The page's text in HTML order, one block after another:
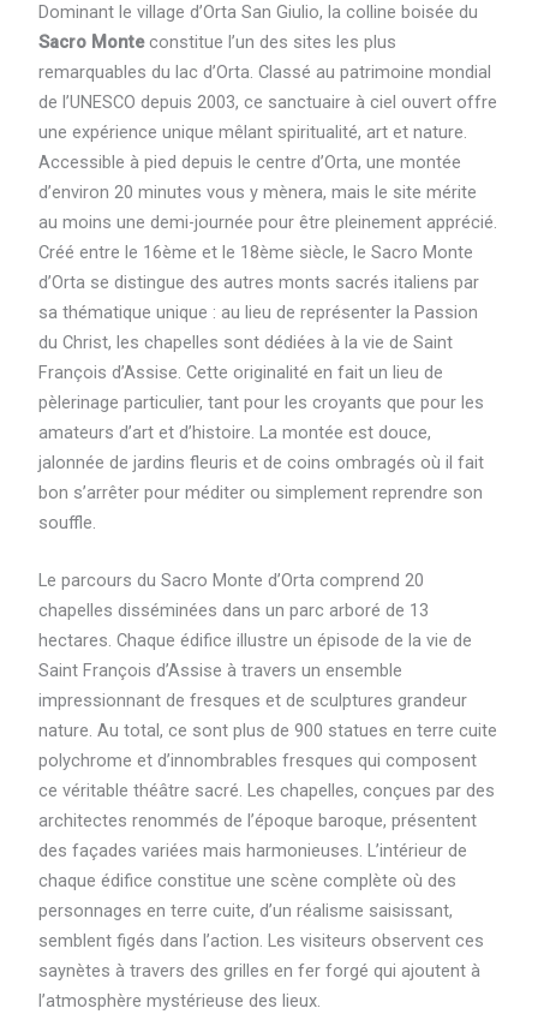
Dominant le village d’Orta San Giulio, la colline boisée du
Sacro Monteconstitue l’un des sites les plus
remarquables du lac d’Orta. Classé au patrimoine mondial
de l’UNESCO depuis 2003, ce sanctuaire à ciel ouvert offre
une expérience unique mêlant spiritualité, art et nature.
Accessible à pied depuis le centre d’Orta, une montée
d’environ 20 minutes vous y mènera, mais le site mérite
au moins une demi-journée pour être pleinement apprécié.
Créé entre le 16ème et le 18ème siècle, le Sacro Monte
d’Orta se distingue des autres monts sacrés italiens par
sa thématique unique : au lieu de représenter la Passion
du Christ, les chapelles sont dédiées à la vie de Saint
François d’Assise. Cette originalité en fait un lieu de
pèlerinage particulier, tant pour les croyants que pour les
amateurs d’art et d’histoire. La montée est douce,
jalonnée de jardins fleuris et de coins ombragés où il fait
bon s’arrêter pour méditer ou simplement reprendre son
souffle.
Le parcours du Sacro Monte d’Orta comprend 20
chapelles disséminées dans un parc arboré de 13
hectares. Chaque édifice illustre un épisode de la vie de
Saint François d’Assise à travers un ensemble
impressionnant de fresques et de sculptures grandeur
nature. Au total, ce sont plus de 900 statues en terre cuite
polychrome et d’innombrables fresques qui composent
ce véritable théâtre sacré. Les chapelles, conçues par des
architectes renommés de l’époque baroque, présentent
des façades variées mais harmonieuses. L’intérieur de
chaque édifice constitue une scène complète où des
personnages en terre cuite, d’un réalisme saisissant,
semblent figés dans l’action. Les visiteurs observent ces
saynètes à travers des grilles en fer forgé qui ajoutent à
l’atmosphère mystérieuse des lieux.